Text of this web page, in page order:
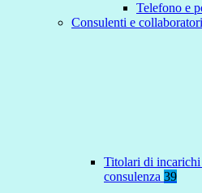
Telefono e
Consulenti e collaboratori
Titolari di
consulenza 39